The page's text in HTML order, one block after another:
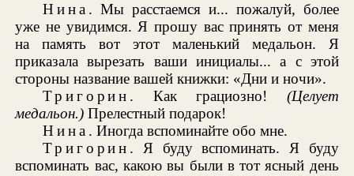
Нина . Мы расстаемся и... пожалуй, более
уже не увидимся. Я прошу вас принять от меня
на память вот этот маленький медальон. Я
приказала вырезать ваши инициалы... а с этой
стороны название вашей книжки: «Дни и ночи».
Тригорин . Как грациозно! (Целует
медальон.) Прелестный подарок!
Нина . Иногда вспоминайте обо мне.
Тригорин . Я буду вспоминать. Я буду
вспоминать вас, какою вы были в тот ясный день